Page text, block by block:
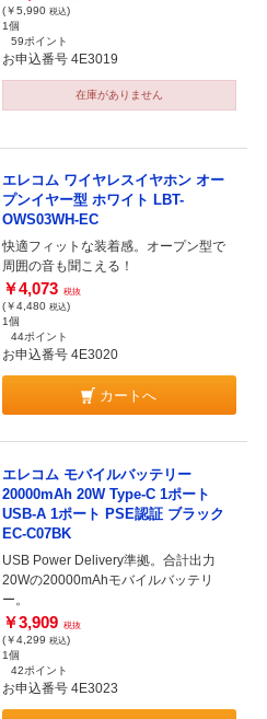
(￥5,990 税込)
1個
59ポイント
お申込番号 4E3019
在庫がありません
エレコム ワイヤレスイヤホン オー
プンイヤー型 ホワイト LBT-
OWS03WH-EC
快適フィットな装着感。オープン型で
周囲の音も聞こえる！
￥4,073 税抜
(￥4,480 税込)
1個
44ポイント
お申込番号 4E3020
カートへ
エレコム モバイルバッテリー
20000mAh 20W Type-C 1ポート
USB-A 1ポート PSE認証 ブラック
EC-C07BK
USB Power Delivery準拠。合計出力
20Wの20000mAhモバイルバッテリ
ー。
￥3,909 税抜
(￥4,299 税込)
1個
42ポイント
お申込番号 4E3023